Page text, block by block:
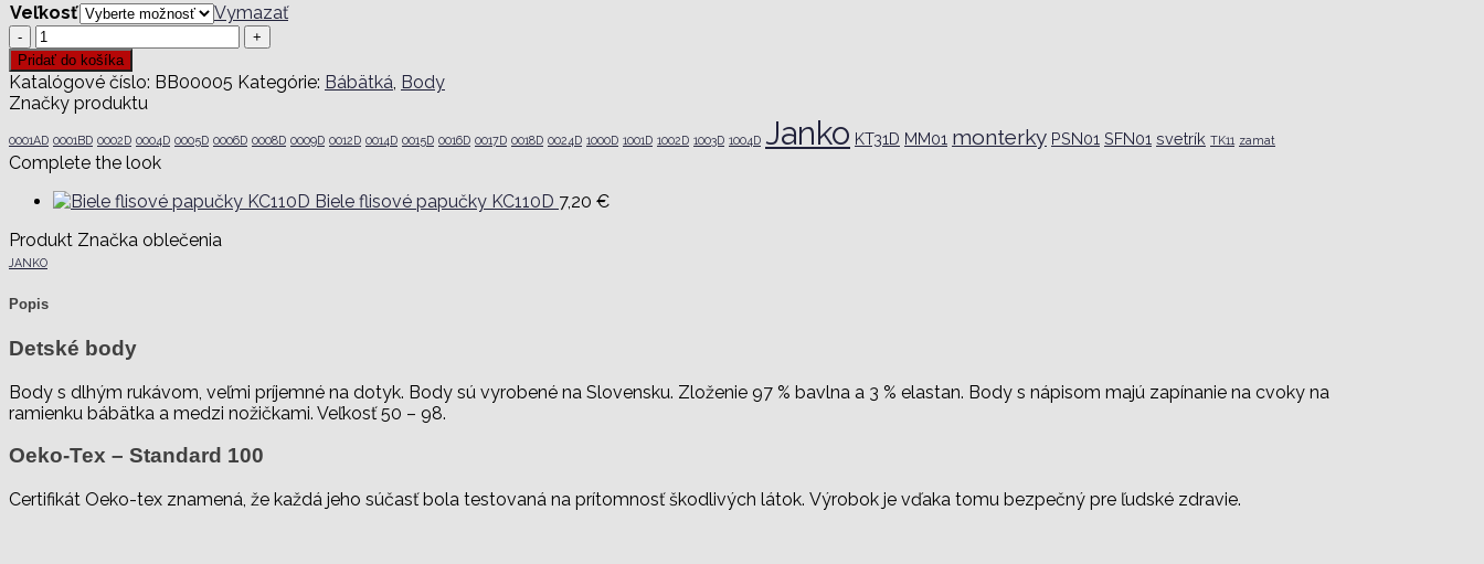
Veľkosť
Vymazať
množstvo
Body
s
motívmi
BB0005
Pridať do košíka
Katalógové číslo: BB00005 Kategórie: Bábätká Body
Značky produktu
0001AD 0001BD 0002D 0004D 0005D 0006D 0008D 0009D 0012D 0014D 0015D 0016D 0017D 0018D 0024D 1000D 1001D 1002D 1003D 1004D Janko KT31D MM01 monterky PSN01 SFN01 svetrík TK11 zamat
Complete the look
Biele flisové papučky KC110D 7,20 €
Produkt Značka oblečenia
JANKO
Popis
Detské body
Body s dlhým rukávom, veľmi príjemné na dotyk. Body sú vyrobené na Slovensku. Zloženie 97 % bavlna a 3 % elastan. Body s nápisom majú zapínanie na cvoky na
ramienku bábätka a medzi nožičkami. Veľkosť 50 – 98.
Oeko-Tex – Standard 100
Certifikát Oeko-tex znamená, že každá jeho súčasť bola testovaná na prítomnosť škodlivých látok. Výrobok je vďaka tomu bezpečný pre ľudské zdravie.